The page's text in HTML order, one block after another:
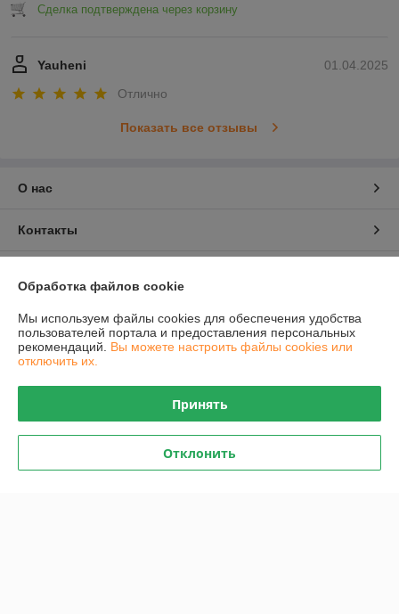
Сделка подтверждена через корзину
01.04.2025
Yauheni
Отлично
Показать все отзывы
О нас
Контакты
График работы
Полная версия сайта
Политика обработки cookies
Сайт создан на платформе Deal.by
Обработка файлов cookie
Мы используем файлы cookies для обеспечения удобства
пользователей портала и предоставления персональных
рекомендаций. Вы можете настроить файлы cookies или
отключить их.
Принять
Отклонить